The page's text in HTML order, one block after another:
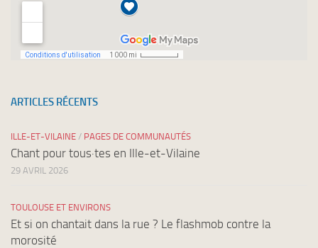
ARTICLES RÉCENTS
ILLE-ET-VILAINE / PAGES DE COMMUNAUTÉS
Chant pour tous·tes en Ille-et-Vilaine
29 AVRIL 2026
TOULOUSE ET ENVIRONS
Et si on chantait dans la rue ? Le flashmob contre la
morosité